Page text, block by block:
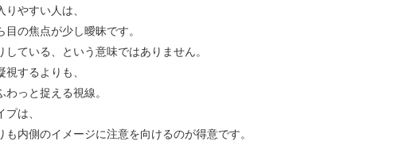
りやすい人は、
目の焦点が少し曖昧です。
している、という意味ではありません。
視するよりも、
わっと捉える視線。
は、
も内側のイメージに注意を向けるのが得意です。